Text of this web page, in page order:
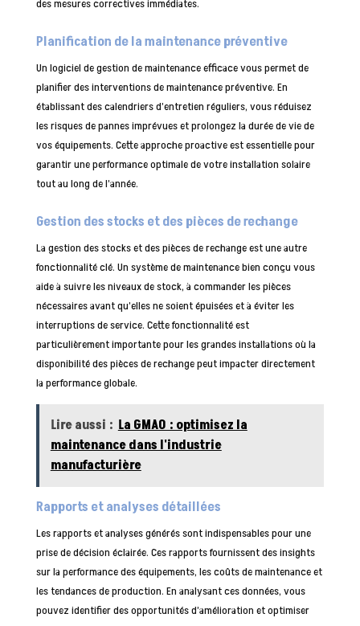
des mesures correctives immédiates.
Planification de la maintenance préventive
Un logiciel de gestion de maintenance efficace vous permet de
planifier des interventions de maintenance préventive. En
établissant des calendriers d’entretien réguliers, vous réduisez
les risques de pannes imprévues et prolongez la durée de vie de
vos équipements. Cette approche proactive est essentielle pour
garantir une performance optimale de votre installation solaire
tout au long de l’année.
Gestion des stocks et des pièces de rechange
La gestion des stocks et des pièces de rechange est une autre
fonctionnalité clé. Un système de maintenance bien conçu vous
aide à suivre les niveaux de stock, à commander les pièces
nécessaires avant qu’elles ne soient épuisées et à éviter les
interruptions de service. Cette fonctionnalité est
particulièrement importante pour les grandes installations où la
disponibilité des pièces de rechange peut impacter directement
la performance globale.
Lire aussi : La GMAO : optimisez la
maintenance dans l'industrie
manufacturière
Rapports et analyses détaillées
Les rapports et analyses générés sont indispensables pour une
prise de décision éclairée. Ces rapports fournissent des insights
sur la performance des équipements, les coûts de maintenance et
les tendances de production. En analysant ces données, vous
pouvez identifier des opportunités d’amélioration et optimiser